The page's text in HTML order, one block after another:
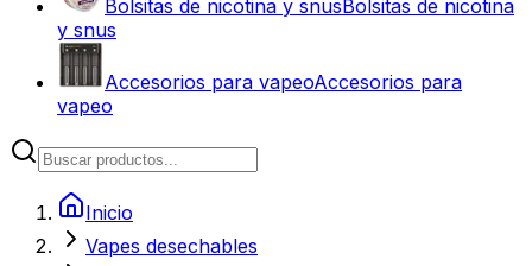
Bolsitas de nicotina y snusBolsitas de nicotina
y snus
Accesorios para vapeoAccesorios para
vapeo
Inicio
Vapes desechables